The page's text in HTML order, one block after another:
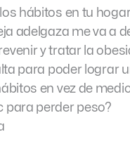
hábitos en tu
adelgaza me va a
y tratar la
para poder lograr
en vez de
para perder peso?